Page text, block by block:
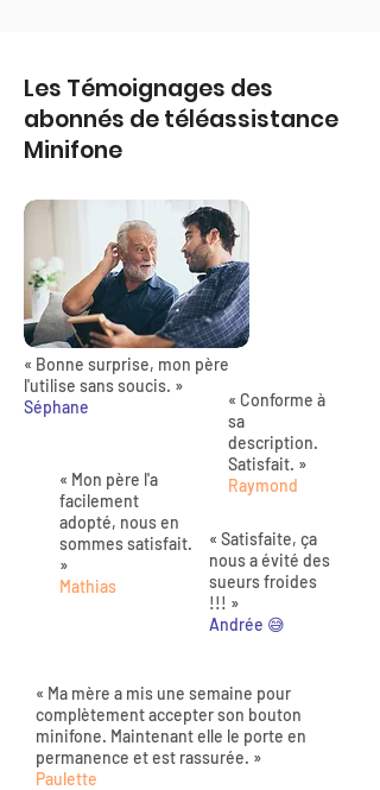
Les Témoignages des
abonnés de téléassistance
Minifone
« Bonne surprise, mon père
l'utilise sans soucis. »
Séphane
« Mon père l'a
facilement
adopté, nous en
sommes satisfait.
»
Mathias
« Conforme à
sa
description.
Satisfait. »
Raymond
« Satisfaite, ça
nous a évité des
sueurs froides
!!! »
Andrée 😅
« Ma mère a mis une semaine pour
complètement accepter son bouton
minifone. Maintenant elle le porte en
permanence et est rassurée. »
Paulette